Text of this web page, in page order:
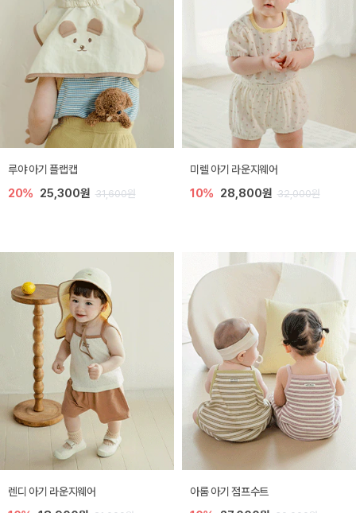
루야 아기 플랩캡
20% 25,300원 31,600원
미렐 아기 라운지웨어
10% 28,800원 32,000원
렌디 아기 라운지웨어 아롬 아기 점프수트